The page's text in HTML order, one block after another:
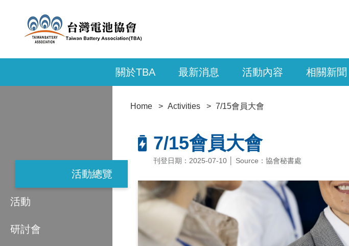
關於TBA 最新消息 活動內容 相關新聞
活動總覽
活動
研討會
Home Activities 7/15會員大會
7/15會員大會
刊登日期：2025-07-10 │ Source：協會秘書處